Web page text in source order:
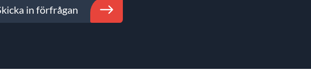
in förfrågan